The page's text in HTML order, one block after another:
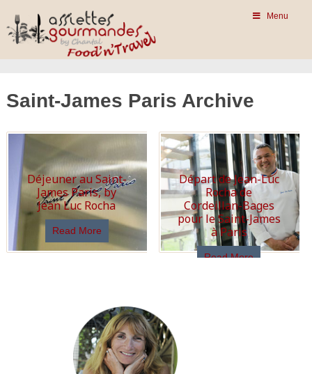
Menu
Saint-James Paris Archive
Déjeuner au Saint-
James Paris, by
Jean Luc Rocha
Read More
Départ de Jean-Luc
Rocha de
Cordeillan-Bages
pour le Saint-James
à Paris
Read More